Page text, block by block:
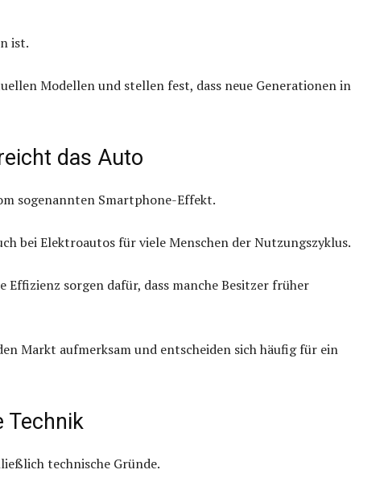
ist.
Modellen und stellen fest, dass neue Generationen in
das Auto
sogenannten Smartphone-Effekt.
bei Elektroautos für viele Menschen der Nutzungszyklus.
Effizienz sorgen dafür, dass manche Besitzer früher
Markt aufmerksam und entscheiden sich häufig für ein
Technik
technische Gründe.